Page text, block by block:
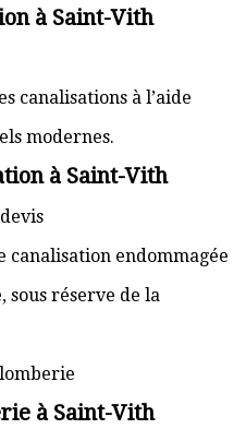
à Saint-Vith
canalisations à l’aide
modernes.
à Saint-Vith
canalisation endommagée
sous réserve de la
à Saint-Vith